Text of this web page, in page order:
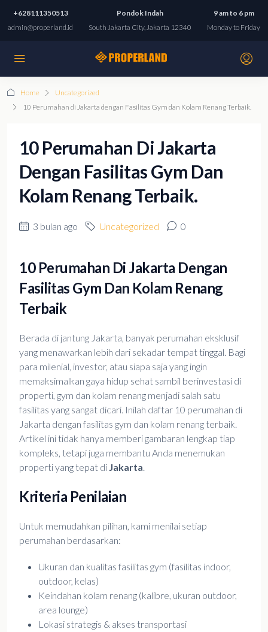
+628111350513
admin@properland.id
Pondok Indah
South Jakarta City, Jakarta 12340
9 am to 6 pm
Monday to Friday
Home
Uncategorized
10 Perumahan di Jakarta dengan Fasilitas Gym dan Kolam Renang Terbaik.
10 Perumahan Di Jakarta
Dengan Fasilitas Gym Dan
Kolam Renang Terbaik.
3 bulan ago Uncategorized 0
10 Perumahan Di Jakarta Dengan
Fasilitas Gym Dan Kolam Renang
Terbaik
Berada di jantung Jakarta, banyak perumahan eksklusif
yang menawarkan lebih dari sekadar tempat tinggal. Bagi
para milenial, investor, atau siapa saja yang ingin
memaksimalkan gaya hidup sehat sambil berinvestasi di
properti, gym dan kolam renang menjadi salah satu
fasilitas yang sangat dicari. Inilah daftar 10 perumahan di
Jakarta dengan fasilitas gym dan kolam renang terbaik.
Artikel ini tidak hanya memberi gambaran lengkap tiap
kompleks, tetapi juga membantu Anda menemukan
properti yang tepat di Jakarta.
Kriteria Penilaian
Untuk memudahkan pilihan, kami menilai setiap
perumahan berdasarkan:
Ukuran dan kualitas fasilitas gym (fasilitas indoor,
outdoor, kelas)
Keindahan kolam renang (kalibre, ukuran outdoor,
area lounge)
Lokasi strategis & akses transportasi